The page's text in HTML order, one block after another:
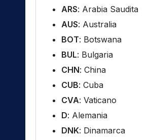
ARS: Arabia Saudita
AUS: Australia
BOT: Botswana
BUL: Bulgaria
CHN: China
CUB: Cuba
CVA: Vaticano
D: Alemania
DNK: Dinamarca